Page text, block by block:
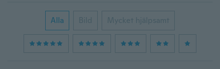
Alla Bild Mycket hjälpsamt